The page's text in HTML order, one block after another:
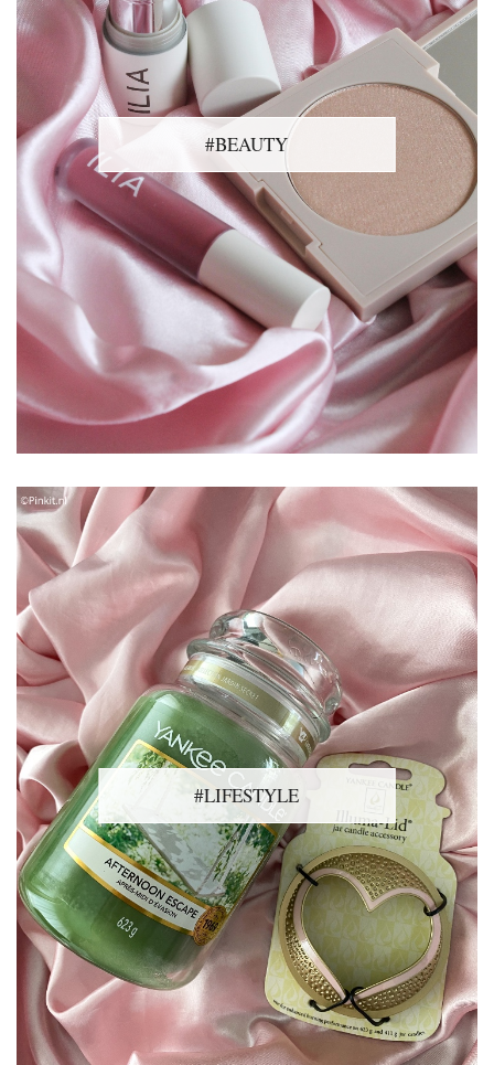
#BEAUTY
#LIFESTYLE